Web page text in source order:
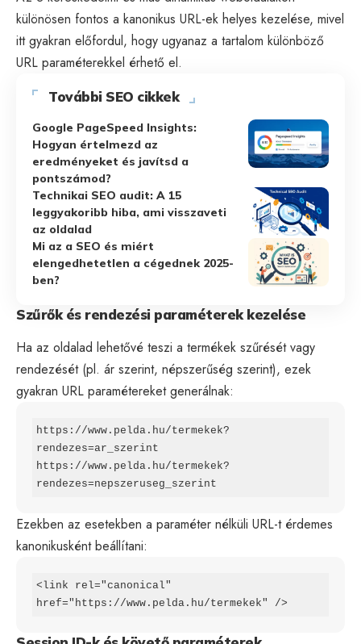
különösen fontos a kanonikus URL-ek helyes kezelése, mivel
itt gyakran előfordul, hogy ugyanaz a tartalom különböző
URL paraméterekkel érhető el.
További SEO cikkek
Google PageSpeed Insights:
Hogyan értelmezd az
eredményeket és javítsd a
pontszámod?
Technikai SEO audit: A 15
leggyakoribb hiba, ami visszaveti
az oldalad
Mi az a SEO és miért
elengedhetetlen a cégednek 2025-
ben?
Szűrők és rendezési paraméterek kezelése
Ha az oldalad lehetővé teszi a termékek szűrését vagy
rendezését (pl. ár szerint, népszerűség szerint), ezek
gyakran URL paramétereket generálnak:
https://www.pelda.hu/termekek?
rendezes=ar_szerint
https://www.pelda.hu/termekek?
rendezes=nepszeruseg_szerint
Ezekben az esetekben a paraméter nélküli URL-t érdemes
kanonikusként beállítani:
<link rel="canonical"
href="https://www.pelda.hu/termekek" />